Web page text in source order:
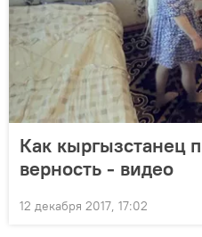
Как кыргызстанец
верность - видео
12 декабря 2017, 17:02